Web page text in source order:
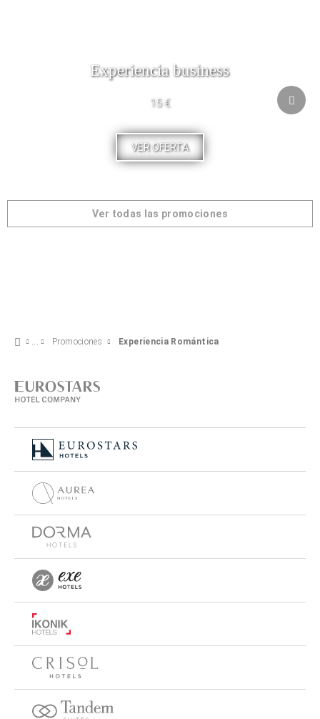
Experiencia business
15 €
VER OFERTA
Ver todas las promociones
Promociones Experiencia Romántica